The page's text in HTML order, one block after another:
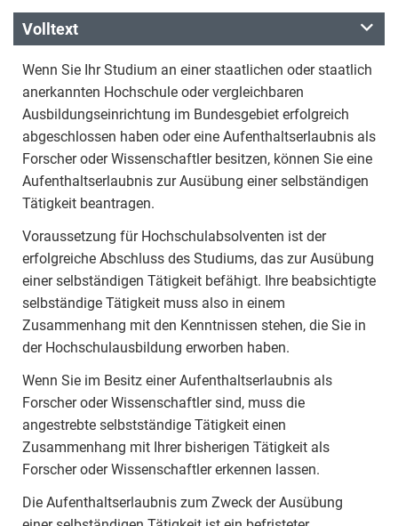
Volltext
Wenn Sie Ihr Studium an einer staatlichen oder staatlich
anerkannten Hochschule oder vergleichbaren
Ausbildungseinrichtung im Bundesgebiet erfolgreich
abgeschlossen haben oder eine Aufenthaltserlaubnis als
Forscher oder Wissenschaftler besitzen, können Sie eine
Aufenthaltserlaubnis zur Ausübung einer selbständigen
Tätigkeit beantragen.
Voraussetzung für Hochschulabsolventen ist der
erfolgreiche Abschluss des Studiums, das zur Ausübung
einer selbständigen Tätigkeit befähigt. Ihre beabsichtigte
selbständige Tätigkeit muss also in einem
Zusammenhang mit den Kenntnissen stehen, die Sie in
der Hochschulausbildung erworben haben.
Wenn Sie im Besitz einer Aufenthaltserlaubnis als
Forscher oder Wissenschaftler sind, muss die
angestrebte selbstständige Tätigkeit einen
Zusammenhang mit Ihrer bisherigen Tätigkeit als
Forscher oder Wissenschaftler erkennen lassen.
Die Aufenthaltserlaubnis zum Zweck der Ausübung